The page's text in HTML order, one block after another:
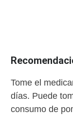
Tome el
días. Puede
consumo de